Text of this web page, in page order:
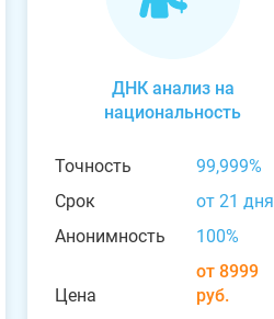
ДНК анализ на
национальность
Точность
99,999%
Срок
от 21 дня
Анонимность
100%
Цена
от 8999
руб.